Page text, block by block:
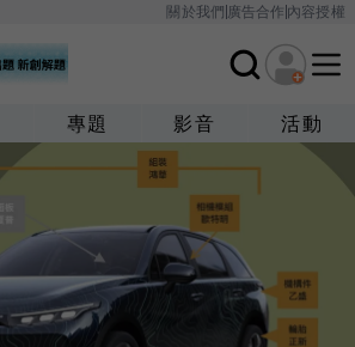
關於我們廣告合作內容授權
專題 影音 活動